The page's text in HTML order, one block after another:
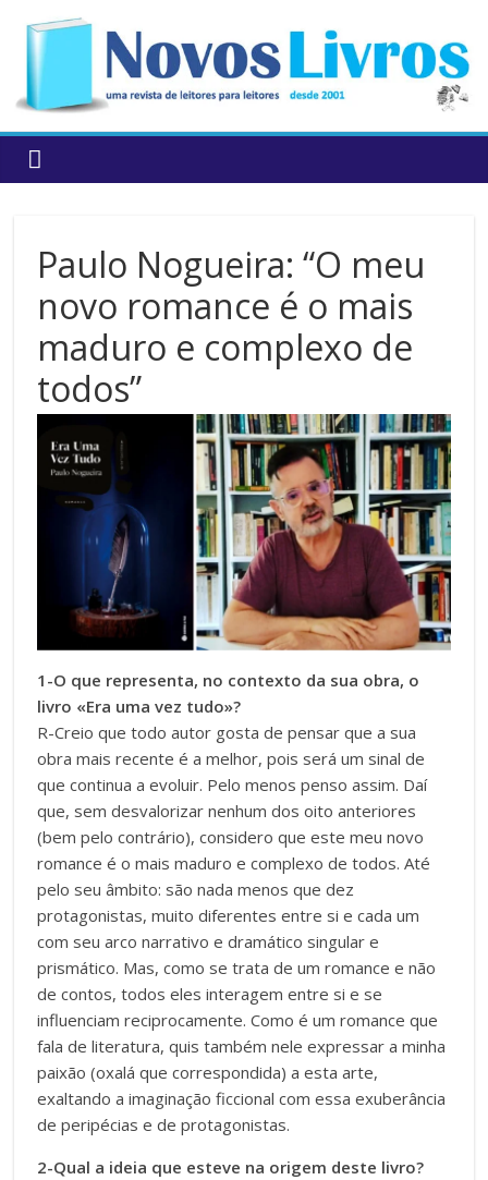
content
Paulo Nogueira: “O meu
novo romance é o mais
maduro e complexo de
todos”
1-O que representa, no contexto da sua obra, o
livro «Era uma vez tudo»?
R-Creio que todo autor gosta de pensar que a sua
obra mais recente é a melhor, pois será um sinal de
que continua a evoluir. Pelo menos penso assim. Daí
que, sem desvalorizar nenhum dos oito anteriores
(bem pelo contrário), considero que este meu novo
romance é o mais maduro e complexo de todos. Até
pelo seu âmbito: são nada menos que dez
protagonistas, muito diferentes entre si e cada um
com seu arco narrativo e dramático singular e
prismático. Mas, como se trata de um romance e não
de contos, todos eles interagem entre si e se
influenciam reciprocamente. Como é um romance que
fala de literatura, quis também nele expressar a minha
paixão (oxalá que correspondida) a esta arte,
exaltando a imaginação ficcional com essa exuberância
de peripécias e de protagonistas.
2-Qual a ideia que esteve na origem deste livro?